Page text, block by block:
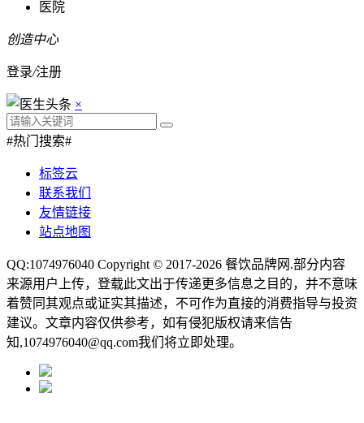
医院
创造中心
登录/注册
×
#热门搜索#
标签云
联系我们
友情链接
站点地图
QQ:1074976040 Copyright © 2017-2026 餐饮品牌网 .部分内容
来源用户上传，登载此文出于传递更多信息之目的，并不意味
着赞同其观点或证实其描述，不可作为直接的消费指导与投资
建议。文章内容仅供参考，如有侵犯版权请来信告
知,1074976040@qq.com我们将立即处理。